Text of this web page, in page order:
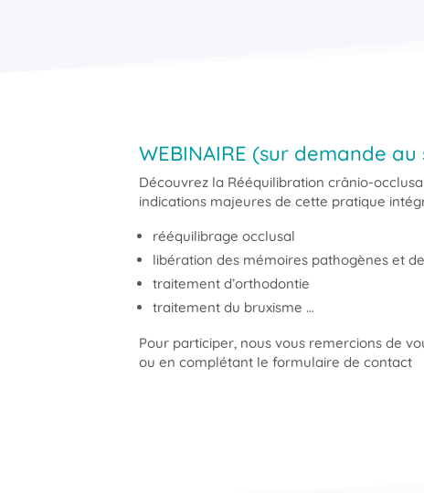
WEBINAIRE (sur demande
Découvrez la Rééquilibration crânio-
indications majeures de cette pratique
rééquilibrage occlusal
libération des mémoires pathogènes et
traitement d’orthodontie
traitement du bruxisme …
Pour participer, nous vous remercions de
ou en complétant le formulaire de contact